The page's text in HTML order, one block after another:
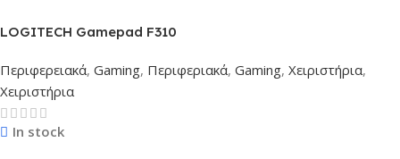
LOGITECH Gamepad F310
Περιφερειακά, Gaming, Περιφεριακά, Gaming, Χειριστήρια,
Χειριστήρια
In stock